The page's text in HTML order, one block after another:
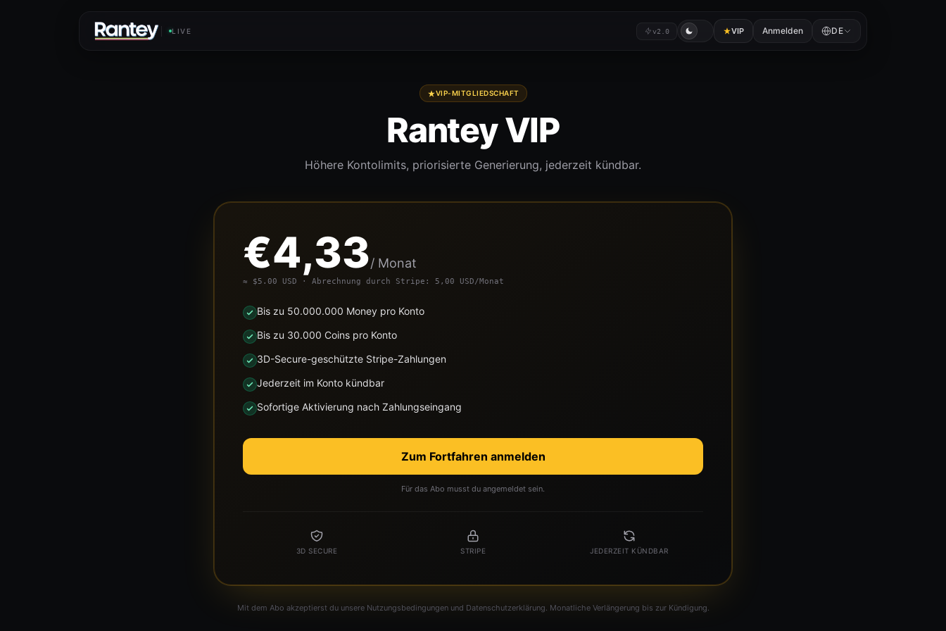
LIVE v2.0 VIP Anmelden DE
VIP-MITGLIEDSCHAFT
Rantey VIP
Höhere Kontolimits, priorisierte Generierung, jederzeit kündbar.
€4,33/ Monat
≈ $5.00 USD · Abrechnung durch Stripe: 5,00 USD/Monat
Bis zu 50.000.000 Money pro Konto
Bis zu 30.000 Coins pro Konto
3D-Secure-geschützte Stripe-Zahlungen
Jederzeit im Konto kündbar
Sofortige Aktivierung nach Zahlungseingang
Zum Fortfahren anmelden
Für das Abo musst du angemeldet sein.
3D SECURE STRIPE JEDERZEIT KÜNDBAR
Mit dem Abo akzeptierst du unsere Nutzungsbedingungen und Datenschutzerklärung. Monatliche Verlängerung bis zur Kündigung.